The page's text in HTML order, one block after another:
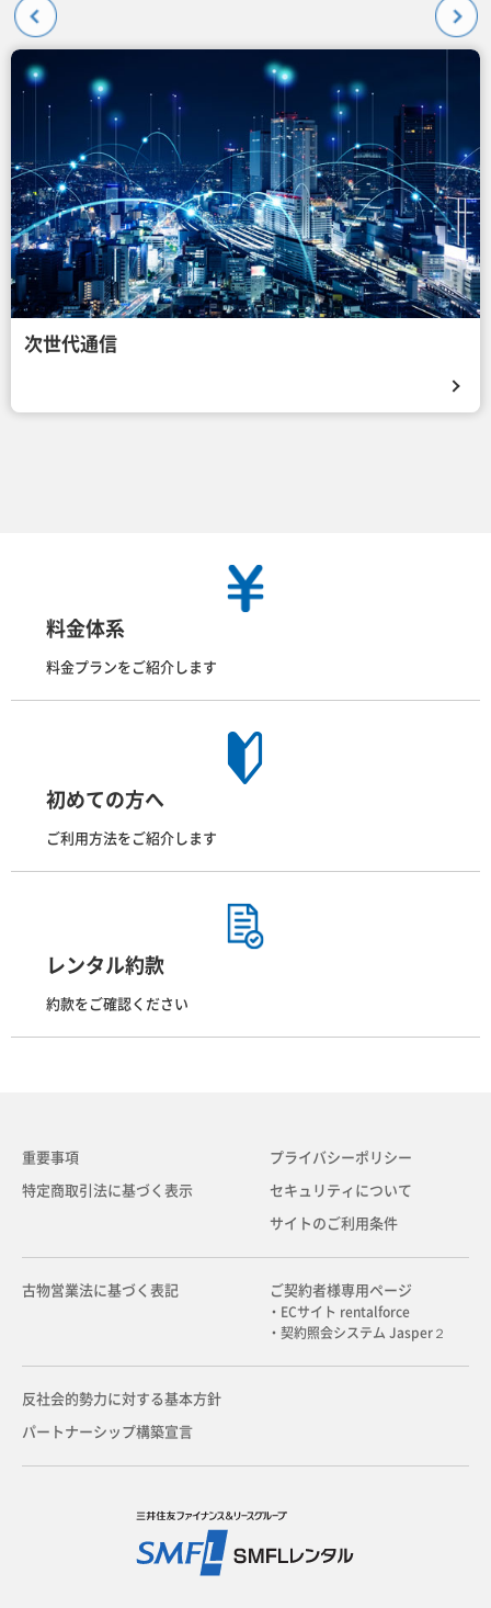
次世代通信
料金体系
料金プランをご紹介します
初めての方へ
ご利用方法をご紹介します
レンタル約款
約款をご確認ください
重要事項
特定商取引法に基づく表示
プライバシーポリシー
セキュリティについて
サイトのご利用条件
古物営業法に基づく表記 ご契約者様専用ページ
・ECサイト rentalforce
・契約照会システム Jasper２
反社会的勢力に対する基本方針
パートナーシップ構築宣言